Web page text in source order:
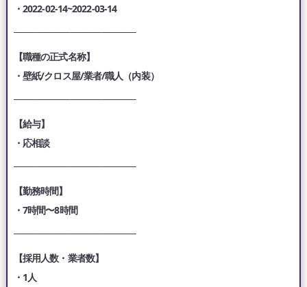
・2022-02-14~2022-03-14
【職種の正式名称】
・壁紙/クロス屋/業者/職人（内装）
【給与】
・応相談
【勤務時間】
・7時間〜8時間
【採用人数・業者数】
・1人